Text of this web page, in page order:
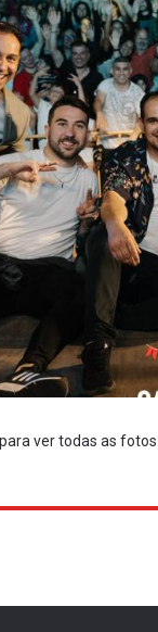
ver todas as fotos.